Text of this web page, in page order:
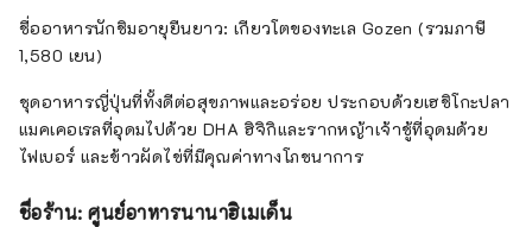
ชื่ออาหารนักชิมอายุยืนยาว: เกียวโตของทะเล Gozen (รวมภาษี
1,580 เยน)
ชุดอาหารญี่ปุ่นที่ทั้งดีต่อสุขภาพและอร่อย ประกอบด้วยเฮชิโกะปลา
แมคเคอเรลที่อุดมไปด้วย DHA ฮิจิกิและรากหญ้าเจ้าชู้ที่อุดมด้วย
ไฟเบอร์ และข้าวผัดไข่ที่มีคุณค่าทางโภชนาการ
ชื่อร้าน: ศูนย์อาหารนานาฮิเมเด็น